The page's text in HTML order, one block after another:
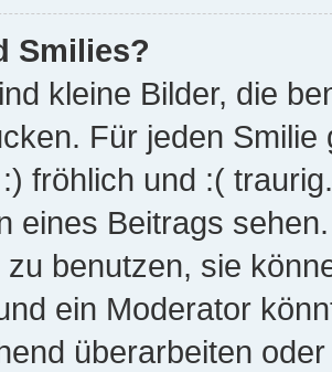
Smilies?
kleine Bilder, die
Für jeden
fröhlich und :(
eines Beitrags
zu benutzen, sie
ein Moderator
überarbeiten